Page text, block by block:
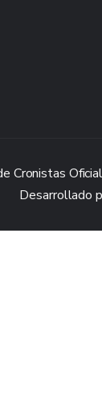
Cronistas
Desarrollado